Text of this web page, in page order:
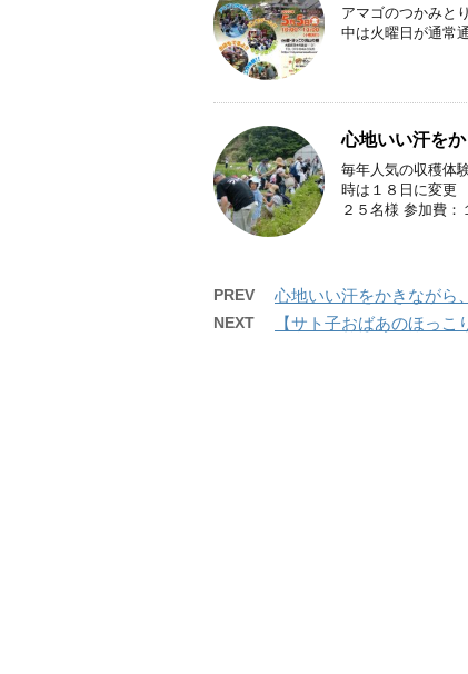
アマゴのつかみと
中は火曜日が通常
心地いい汗を
毎年人気の収穫体
時は１８日に変
２５名様 参加費：
PREV 心地いい汗をかきながら
NEXT 【サト子おばあのほっこ